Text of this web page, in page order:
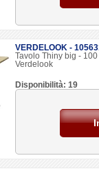
VERDELOOK -
Tavolo Thiny big -
Verdelook
Disponibilità: 19